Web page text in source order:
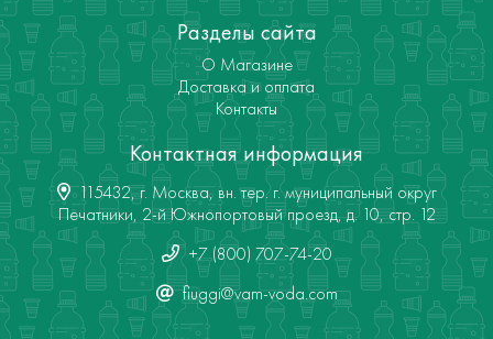
Разделы сайта
О Магазине
Доставка и оплата
Контакты
Контактная информация
115432, г. Москва, вн. тер. г. муниципальный округ
Печатники, 2-й Южнопортовый проезд, д. 10, стр. 12
+7 (800) 707-74-20
fiuggi@vam-voda.com